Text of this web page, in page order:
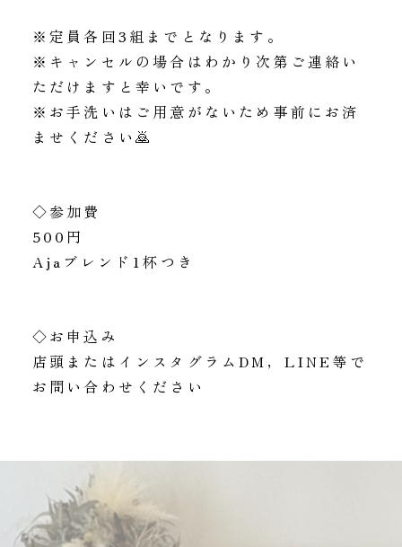
※定員各回3組までとなります。
※キャンセルの場合はわかり次第ご連絡い
ただけますと幸いです。
※お手洗いはご用意がないため事前にお済
ませください🙇
◇参加費
500円
Ajaブレンド1杯つき
◇お申込み
店頭またはインスタグラムDM，LINE等で
お問い合わせください